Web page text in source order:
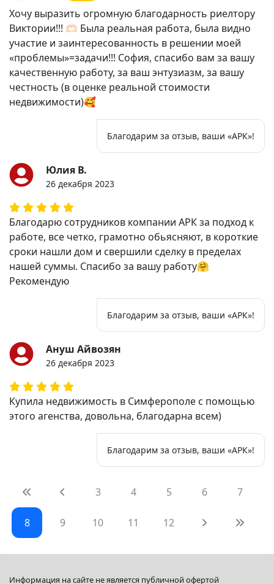
Хочу выразить огромную благодарность риелтору
Виктории!!! 🫶🏻 Была реальная работа, была видно
участие и заинтересованность в решении моей
«проблемы»=задачи!!! София, спасибо вам за вашу
качественную работу, за ваш энтузиазм, за вашу
честность (в оценке реальной стоимости
недвижимости)🥰
Благодарим за отзыв, ваши «АРК»!
Юлия В.
26 декабря 2023
Благодарю сотрудников компании АРК за подход к
работе, все четко, грамотно обьясняют, в короткие
сроки нашли дом и свершили сделку в пределах
нашей суммы. Спасибо за вашу работу🤗
Рекомендую
Благодарим за отзыв, ваши «АРК»!
Ануш Айвозян
26 декабря 2023
Купила недвижимость в Симферополе с помощью
этого агенства, довольна, благодарна всем)
Благодарим за отзыв, ваши «АРК»!
3 4 5 6 7
8 9 10 11 12
Информация на сайте не является публичной офертой